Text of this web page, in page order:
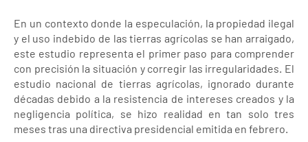
En un contexto donde la especulación, la propiedad ilegal
y el uso indebido de las tierras agrícolas se han arraigado,
este estudio representa el primer paso para comprender
con precisión la situación y corregir las irregularidades. El
estudio nacional de tierras agrícolas, ignorado durante
décadas debido a la resistencia de intereses creados y la
negligencia política, se hizo realidad en tan solo tres
meses tras una directiva presidencial emitida en febrero.